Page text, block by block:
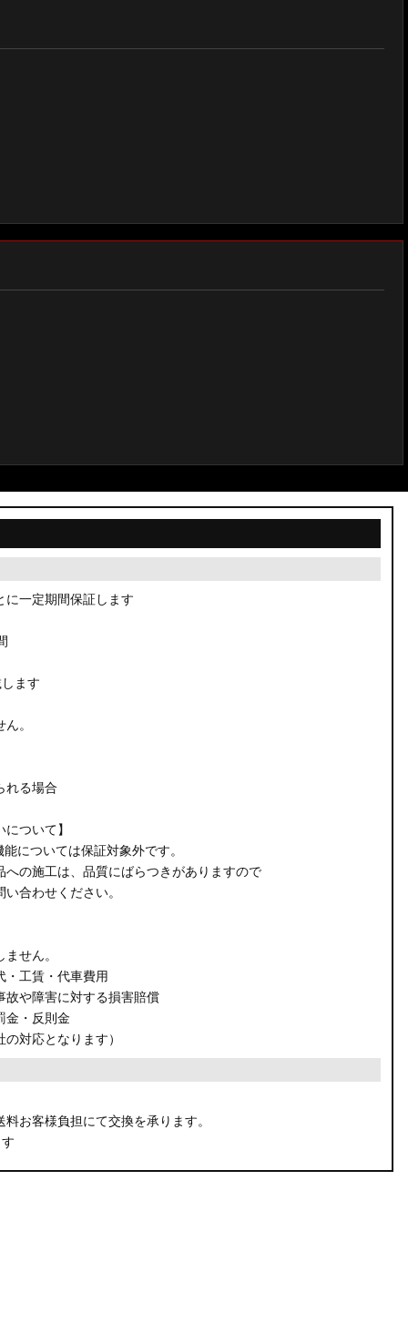
に一定期間保証します
ます
。
れる場合
ついて】
については保証対象外です。
の施工は、品質にばらつきがありますので
合わせください。
せん。
・工賃・代車費用
故や障害に対する損害賠償
金・反則金
対応となります）
お客様負担にて交換を承ります。